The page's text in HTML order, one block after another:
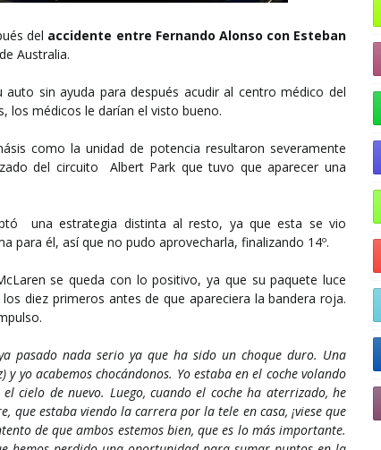
del accidente entre Fernando Alonso con Esteban
Australia.
sin ayuda para después acudir al centro médico del
los médicos le darían el visto bueno.
como la unidad de potencia resultaron severamente
del circuito Albert Park que tuvo que aparecer una
una estrategia distinta al resto, ya que esta se vio
para él, así que no pudo aprovecharla, finalizando 14º.
se queda con lo positivo, ya que su paquete luce
diez primeros antes de que apareciera la bandera roja.
pasado nada serio ya que ha sido un choque duro. Una
yo acabemos chocándonos. Yo estaba en el coche volando
cielo de nuevo. Luego, cuando el coche ha aterrizado, he
que estaba viendo la carrera por la tele en casa, ¡viese que
de que ambos estemos bien, que es lo más importante.